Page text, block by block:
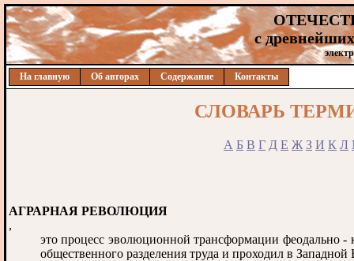
с
На главную Об авторах Содержание Контакты
СЛОВАРЬ
А Б В Г Д Е Ж З И К Л
АГРАРНАЯ РЕВОЛЮЦИЯ
,
это процесс эволюционной трансформации феодально -
общественного разделения труда и проходил в